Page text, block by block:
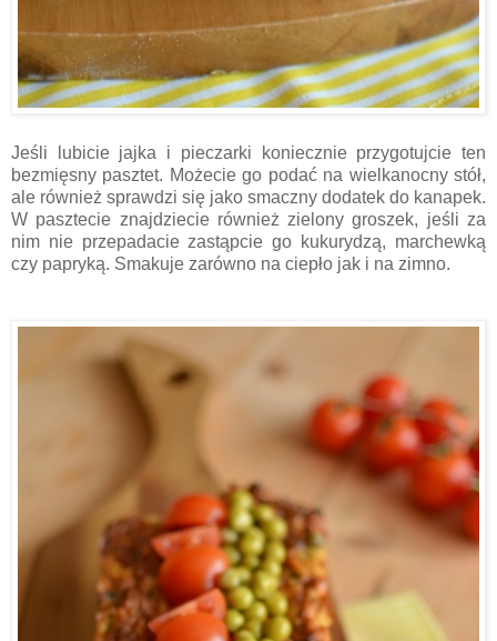
Jeśli lubicie jajka i pieczarki koniecznie przygotujcie ten
bezmięsny pasztet. Możecie go podać na wielkanocny stół,
ale również sprawdzi się jako smaczny dodatek do kanapek.
W pasztecie znajdziecie również zielony groszek, jeśli za
nim nie przepadacie zastąpcie go kukurydzą, marchewką
czy papryką. Smakuje zarówno na ciepło jak i na zimno.